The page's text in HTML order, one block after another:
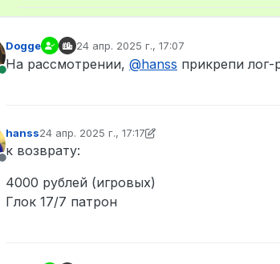
В сети
Dogge 24 апр. 2025 г., 17:07
отредактировано
На рассмотрении, @hanss прикрепи
Не в сети
hanss24 апр. 2025 г., 17:17
отредактировано hanss
к возврату:
4000 рублей (игровых)
Глок 17/7 патрон